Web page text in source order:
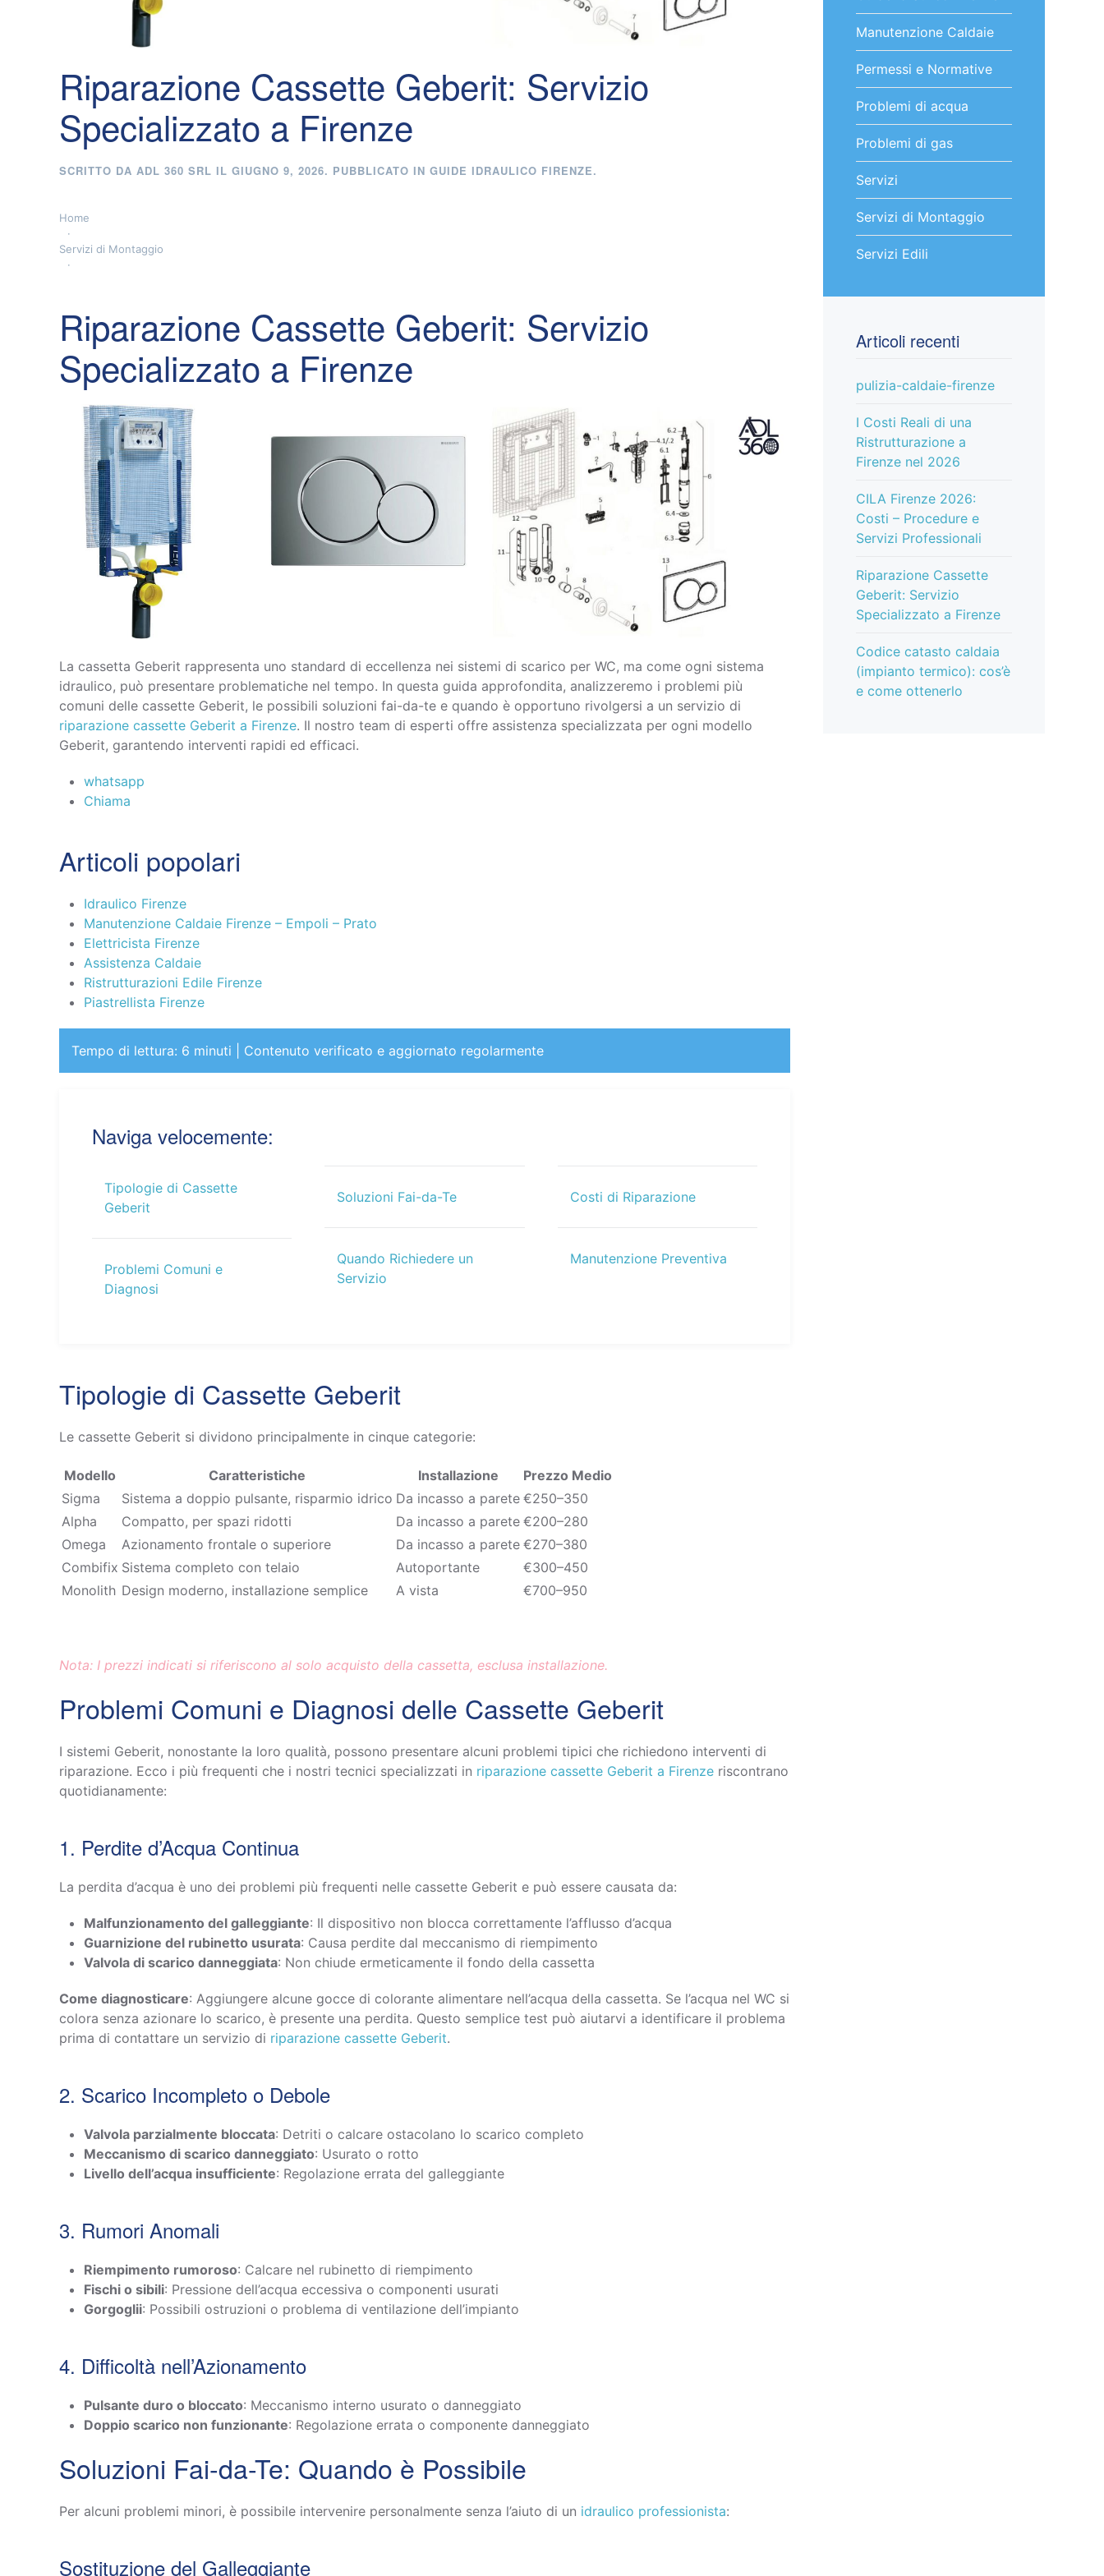
Riparazione Cassette Geberit: Servizio
Specializzato a Firenze
SCRITTO DA ADL 360 SRL IL GIUGNO 9, 2026. PUBBLICATO IN GUIDE IDRAULICO FIRENZE.
Home
Servizi di Montaggio
Riparazione Cassette Geberit: Servizio
Specializzato a Firenze
La cassetta Geberit rappresenta uno standard di eccellenza nei sistemi di scarico per WC, ma come ogni sistema
idraulico, può presentare problematiche nel tempo. In questa guida approfondita, analizzeremo i problemi più
comuni delle cassette Geberit, le possibili soluzioni fai-da-te e quando è opportuno rivolgersi a un servizio di
riparazione cassette Geberit a Firenze. Il nostro team di esperti offre assistenza specializzata per ogni modello
Geberit, garantendo interventi rapidi ed efficaci.
whatsapp
Chiama
Articoli popolari
Idraulico Firenze
Manutenzione Caldaie Firenze – Empoli – Prato
Elettricista Firenze
Assistenza Caldaie
Ristrutturazioni Edile Firenze
Piastrellista Firenze
Tempo di lettura: 6 minuti | Contenuto verificato e aggiornato regolarmente
Naviga velocemente:
Tipologie di Cassette
Geberit
Problemi Comuni e
Diagnosi
Soluzioni Fai-da-Te
Quando Richiedere un
Servizio
Costi di Riparazione
Manutenzione Preventiva
Tipologie di Cassette Geberit
Le cassette Geberit si dividono principalmente in cinque categorie:
Modello Caratteristiche Installazione
Prezzo Medio
Sigma
Sistema a doppio pulsante, risparmio idrico Da incasso a parete €250–350
Alpha
Compatto, per spazi ridotti Da incasso a parete €200–280
Omega
Azionamento frontale o superiore Da incasso a parete €270–380
Combifix Sistema completo con telaio Autoportante
€300–450
Monolith Design moderno, installazione semplice A vista €700–950
Nota: I prezzi indicati si riferiscono al solo acquisto della cassetta, esclusa installazione.
Problemi Comuni e Diagnosi delle Cassette Geberit
I sistemi Geberit, nonostante la loro qualità, possono presentare alcuni problemi tipici che richiedono interventi di
riparazione. Ecco i più frequenti che i nostri tecnici specializzati in riparazione cassette Geberit a Firenze riscontrano
quotidianamente:
1. Perdite d’Acqua Continua
La perdita d’acqua è uno dei problemi più frequenti nelle cassette Geberit e può essere causata da:
Malfunzionamento del galleggiante: Il dispositivo non blocca correttamente l’afflusso d’acqua
Guarnizione del rubinetto usurata: Causa perdite dal meccanismo di riempimento
Valvola di scarico danneggiata: Non chiude ermeticamente il fondo della cassetta
Come diagnosticare: Aggiungere alcune gocce di colorante alimentare nell’acqua della cassetta. Se l’acqua nel WC si
colora senza azionare lo scarico, è presente una perdita. Questo semplice test può aiutarvi a identificare il problema
prima di contattare un servizio di riparazione cassette Geberit.
2. Scarico Incompleto o Debole
Valvola parzialmente bloccata: Detriti o calcare ostacolano lo scarico completo
Meccanismo di scarico danneggiato: Usurato o rotto
Livello dell’acqua insufficiente: Regolazione errata del galleggiante
3. Rumori Anomali
Riempimento rumoroso: Calcare nel rubinetto di riempimento
Fischi o sibili: Pressione dell’acqua eccessiva o componenti usurati
Gorgoglii: Possibili ostruzioni o problema di ventilazione dell’impianto
4. Difficoltà nell’Azionamento
Pulsante duro o bloccato: Meccanismo interno usurato o danneggiato
Doppio scarico non funzionante: Regolazione errata o componente danneggiato
Soluzioni Fai-da-Te: Quando è Possibile
Per alcuni problemi minori, è possibile intervenire personalmente senza l’aiuto di un idraulico professionista:
Sostituzione del Galleggiante
Manutenzione Caldaie
Permessi e Normative
Problemi di acqua
Problemi di gas
Servizi
Servizi di Montaggio
Servizi Edili
Articoli recenti
pulizia-caldaie-firenze
I Costi Reali di una
Ristrutturazione a
Firenze nel 2026
CILA Firenze 2026:
Costi – Procedure e
Servizi Professionali
Riparazione Cassette
Geberit: Servizio
Specializzato a Firenze
Codice catasto caldaia
(impianto termico): cos’è
e come ottenerlo